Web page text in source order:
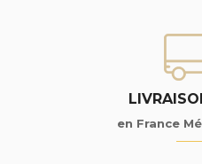
en France